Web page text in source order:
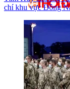
chí khu vực Đông